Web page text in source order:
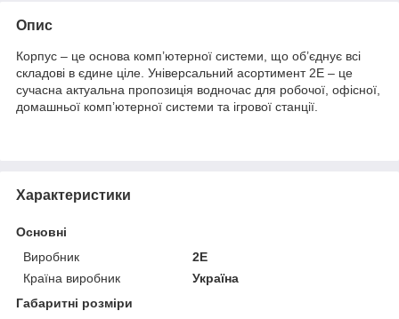
Опис
Корпус – це основа комп’ютерної системи, що об’єднує всі
складові в єдине ціле. Універсальний асортимент 2E – це
сучасна актуальна пропозиція водночас для робочої, офісної,
домашньої комп’ютерної системи та ігрової станції.
Характеристики
Основні
Виробник
2E
Країна виробник
Україна
Габаритні розміри